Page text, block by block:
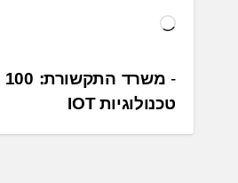
ט
ע
ןנ
י
ו
טכנולוגיות IOT